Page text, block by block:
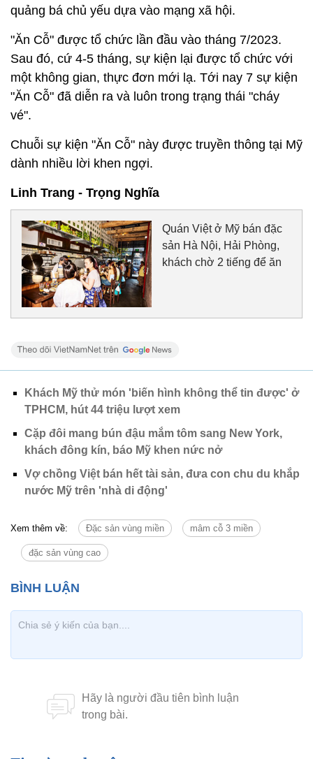
quảng bá chủ yếu dựa vào mạng xã hội.
"Ăn Cỗ" được tổ chức lần đầu vào tháng 7/2023.
Sau đó, cứ 4-5 tháng, sự kiện lại được tổ chức với
một không gian, thực đơn mới lạ. Tới nay 7 sự kiện
"Ăn Cỗ" đã diễn ra và luôn trong trạng thái "cháy
vé".
Chuỗi sự kiện "Ăn Cỗ" này được truyền thông tại Mỹ
dành nhiều lời khen ngợi.
Linh Trang - Trọng Nghĩa
Quán Việt ở Mỹ bán đặc
sản Hà Nội, Hải Phòng,
khách chờ 2 tiếng để ăn
Khách Mỹ thử món 'biến hình không thể tin được' ở
TPHCM, hút 44 triệu lượt xem
Cặp đôi mang bún đậu mắm tôm sang New York,
khách đông kín, báo Mỹ khen nức nở
Vợ chồng Việt bán hết tài sản, đưa con chu du khắp
nước Mỹ trên 'nhà di động'
Xem thêm về: Đặc sản vùng miền mâm cỗ 3 miền
đặc sản vùng cao